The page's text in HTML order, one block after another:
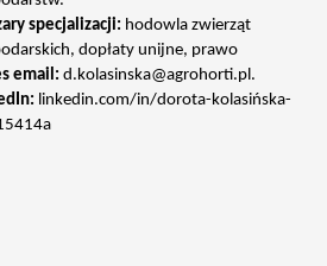
specjalizacji: hodowla zwierząt
dopłaty unijne, prawo
email: d.kolasinska@agrohorti.pl.
linkedin.com/in/dorota-kolasińska-